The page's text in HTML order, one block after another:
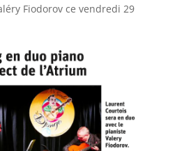
Fiodorov ce vendredi 29